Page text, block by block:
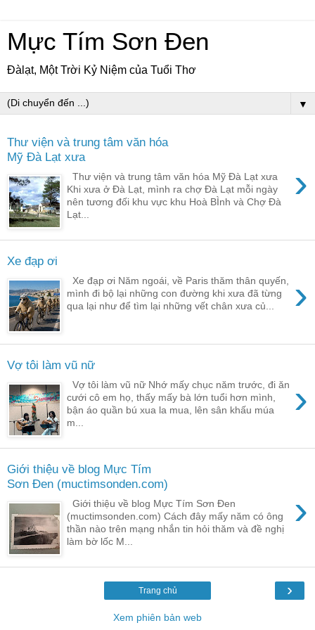
Mực Tím Sơn Đen
Đàlạt, Một Trời Kỷ Niệm của Tuổi Thơ
▼
Thư viện và trung tâm văn hóa
Mỹ Đà Lạt xưa
›
Thư viện và trung tâm văn hóa Mỹ Đà Lạt xưa
Khi xưa ở Đà Lạt, mình ra chợ Đà Lạt mỗi ngày
nên tương đối khu vực khu Hoà BÌnh và Chợ Đà
Lạt...
Xe đạp ơi
›
Xe đạp ơi Năm ngoái, về Paris thăm thân quyến,
mình đi bộ lại những con đường khi xưa đã từng
qua lại như để tìm lại những vết chân xưa củ...
Vợ tôi làm vũ nữ
›
Vợ tôi làm vũ nữ Nhớ mấy chục năm trước, đi ăn
cưới cô em họ, thấy mấy bà lớn tuổi hơn mình,
bận áo quần bú xua la mua, lên sân khấu múa
m...
Giới thiệu về blog Mực Tím
Sơn Đen (muctimsonden.com)
›
Giới thiệu về blog Mực Tím Sơn Đen
(muctimsonden.com) Cách đây mấy năm có ông
thần nào trên mạng nhắn tin hỏi thăm và đề nghị
làm bờ lốc M...
›
Trang chủ
Xem phiên bản web